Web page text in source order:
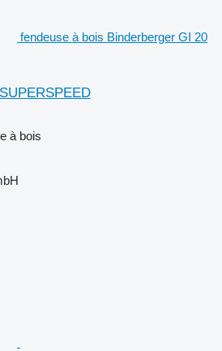
fendeuse à bois Binderberger GI 20
à bois